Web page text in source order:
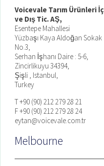
Voicevale Tarım Ürünleri İç
ve Dış Tic. AŞ,
Esentepe Mahallesi
Yüzbaşı Kaya Aldoğan Sokak
No.3,
Serhan İşhanı Daire : 5-6,
Zincirlikuyu 34394,
Şişli , Istanbul,
Turkey
T +90 (90) 212 279 28 21
F +90 (90) 212 279 28 24
eytan@voicevale.com.tr
Melbourne